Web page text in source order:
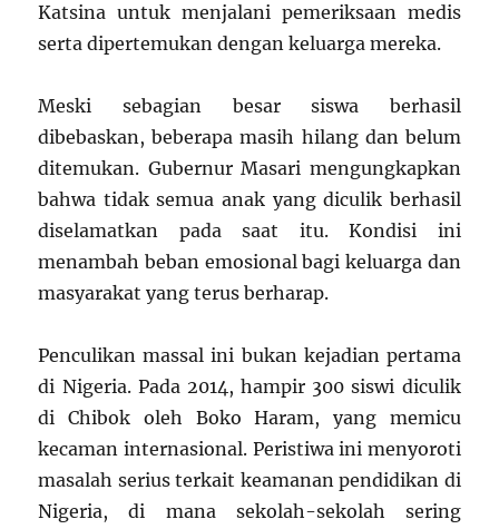
Katsina untuk menjalani pemeriksaan medis
serta dipertemukan dengan keluarga mereka.
Meski sebagian besar siswa berhasil
dibebaskan, beberapa masih hilang dan belum
ditemukan. Gubernur Masari mengungkapkan
bahwa tidak semua anak yang diculik berhasil
diselamatkan pada saat itu. Kondisi ini
menambah beban emosional bagi keluarga dan
masyarakat yang terus berharap.
Penculikan massal ini bukan kejadian pertama
di Nigeria. Pada 2014, hampir 300 siswi diculik
di Chibok oleh Boko Haram, yang memicu
kecaman internasional. Peristiwa ini menyoroti
masalah serius terkait keamanan pendidikan di
Nigeria, di mana sekolah-sekolah sering